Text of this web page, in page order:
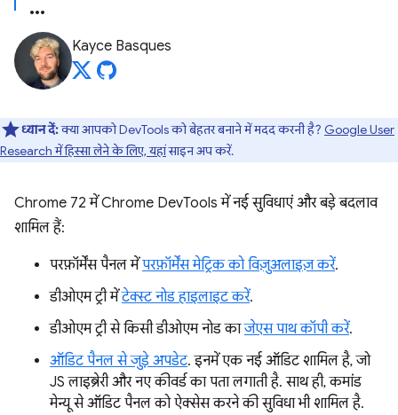
Kayce Basques
ध्यान दें:क्या आपको DevTools को बेहतर बनाने में मदद करनी है? Google User
Research में हिस्सा लेने के लिए, यहांसाइन अप करें.
Chrome 72 में Chrome DevTools में नई सुविधाएं और बड़े बदलाव
शामिल हैं:
परफ़ॉर्मेंस पैनल मेंपरफ़ॉर्मेंस मेट्रिक को विज़ुअलाइज़ करें.
डीओएम ट्री मेंटेक्स्ट नोड हाइलाइट करें.
डीओएम ट्री से किसी डीओएम नोड काजेएस पाथ कॉपी करें.
ऑडिट पैनल से जुड़े अपडेट. इनमें एक नई ऑडिट शामिल है, जो
JS लाइब्रेरी और नए कीवर्ड का पता लगाती है. साथ ही, कमांड
मेन्यू से ऑडिट पैनल को ऐक्सेस करने की सुविधा भी शामिल है.